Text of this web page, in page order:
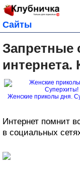
Сайты
Запретные
интернета.
Женские приколы дня.
Интернет помнит
в социальных